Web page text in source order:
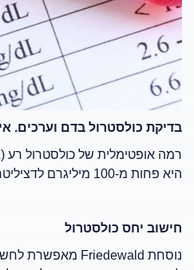
בדיקת כולסטרול בדם וערכים.
היא פחות מ-100 מיליגרם לדציליטר. רמת הכולסטרול הטוב (HDL) הרצויה לאדם בריא היא 40 מיליגרם למיליליטר ומעלה.
חישוב יחס כולסטרול